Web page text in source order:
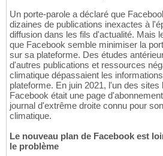
Un porte-parole a déclaré que
dizaines de publications inexactes à
diffusion dans les fils d'actualité. Mais
que Facebook semble minimiser la
sur sa plateforme. Des études
d'autres publications et ressources
climatique dépassaient les
plateforme. En juin 2021, l'un des
Facebook était une page
journal d'extrême droite connu pour
climatique.
Le nouveau plan de Facebook est
le problème